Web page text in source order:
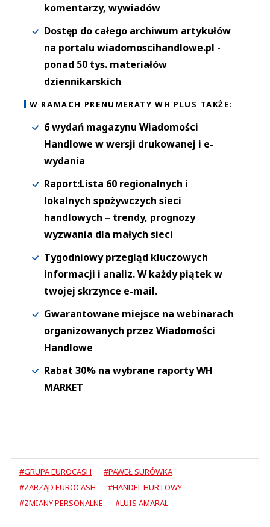
komentarzy, wywiadów
Dostęp do całego archiwum artykułów
na portalu wiadomoscihandlowe.pl -
ponad 50 tys. materiałów
dziennikarskich
W RAMACH PRENUMERATY WH PLUS TAKŻE:
6 wydań magazynu Wiadomości
Handlowe w wersji drukowanej i e-
wydania
Raport:Lista 60 regionalnych i
lokalnych spożywczych sieci
handlowych – trendy, prognozy
wyzwania dla małych sieci
Tygodniowy przegląd kluczowych
informacji i analiz. W każdy piątek w
twojej skrzynce e-mail.
Gwarantowane miejsce na webinarach
organizowanych przez Wiadomości
Handlowe
Rabat 30% na wybrane raporty WH
MARKET
#GRUPA EUROCASH
#PAWEŁ SURÓWKA
#ZARZĄD EUROCASH
#HANDEL HURTOWY
#ZMIANY PERSONALNE
#LUIS AMARAL